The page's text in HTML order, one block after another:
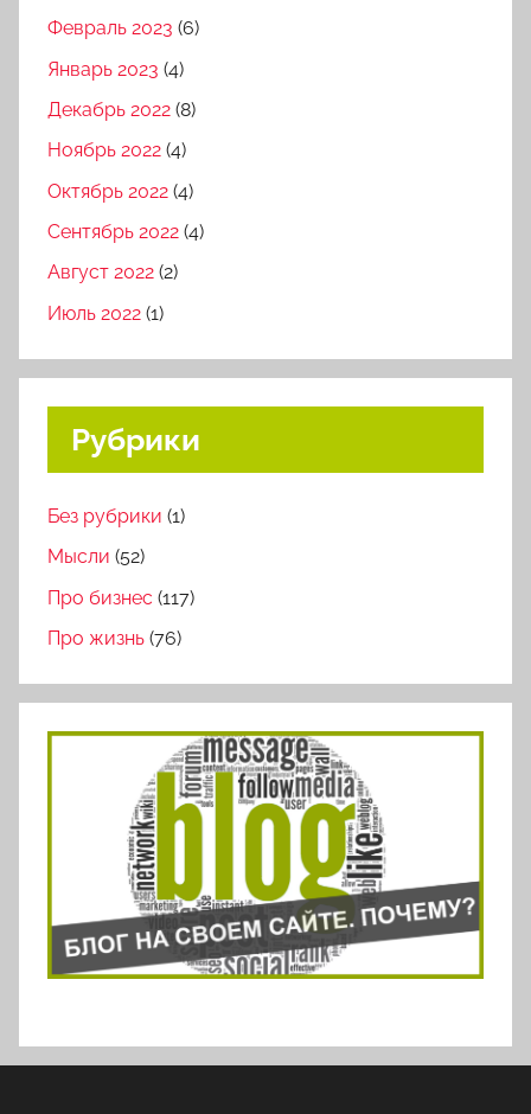
Февраль 2023 (6)
Январь 2023 (4)
Декабрь 2022 (8)
Ноябрь 2022 (4)
Октябрь 2022 (4)
Сентябрь 2022 (4)
Август 2022 (2)
Июль 2022 (1)
Рубрики
Без рубрики (1)
Мысли (52)
Про бизнес (117)
Про жизнь (76)